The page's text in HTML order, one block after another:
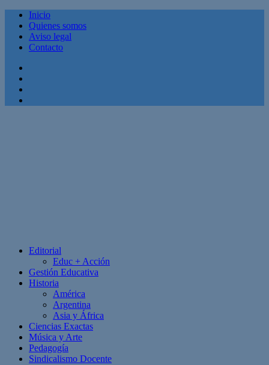
Inicio
Quienes somos
Aviso legal
Contacto
Editorial
Educ + Acción
Gestión Educativa
Historia
América
Argentina
Asia y África
Ciencias Exactas
Música y Arte
Pedagogía
Sindicalismo Docente